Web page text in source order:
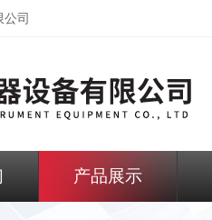
司
产品展示